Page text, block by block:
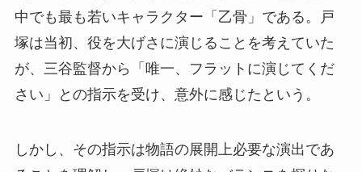
中でも最も若いキャラクター「乙骨」である。戸
塚は当初、役を大げさに演じることを考えていた
が、三谷監督から「唯一、フラットに演じてくだ
さい」との指示を受け、意外に感じたという。
しかし、その指示は物語の展開上必要な演出であ